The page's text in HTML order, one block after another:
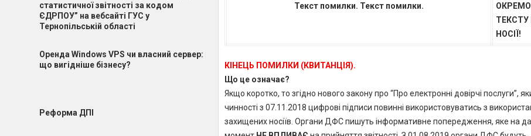
Текст помилки. Текст помилки.
ОКРЕМО
ТЕКСТУ
НОСІЇ!
КІНЕЦЬ ПОМИЛКИ (КВИТАНЦІЯ).
Що це означає?
Якщо коротко, то згідно нового закону про “Про електронні довірчі послуги”,
чинності з 07.11.2018 цифрові підписи повинні використовуватись з
захищених носіїв. Органи ДФС пишуть інформативне попередження, яке на
статистичної звітності за кодом
ЄДРПОУ” на вебсайті ГУС у
Тернопільській області
Оренда Windows VPS чи власний сервер:
що вигідніше бізнесу?
Реформа ДПІ